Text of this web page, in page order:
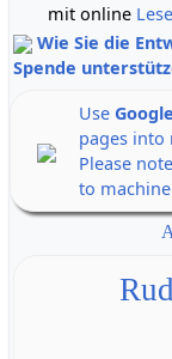
mit online
Wie Sie die
Spende
Use
pages into
Please
to